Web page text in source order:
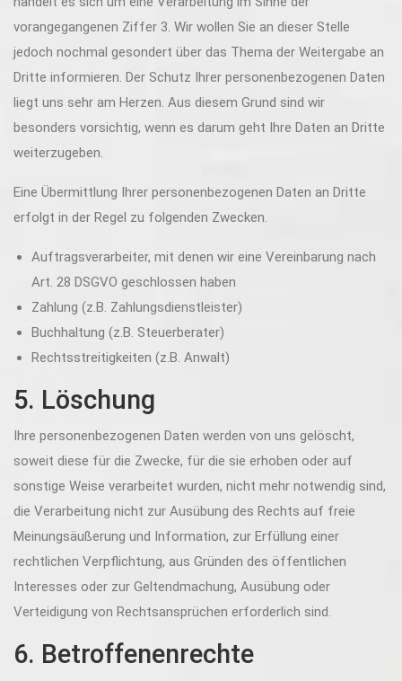
vorangegangenen Ziffer 3. Wir wollen Sie an dieser Stelle
jedoch nochmal gesondert über das Thema der Weitergabe an
Dritte informieren. Der Schutz Ihrer personenbezogenen Daten
liegt uns sehr am Herzen. Aus diesem Grund sind wir
besonders vorsichtig, wenn es darum geht Ihre Daten an Dritte
weiterzugeben.
Eine Übermittlung Ihrer personenbezogenen Daten an Dritte
erfolgt in der Regel zu folgenden Zwecken.
Auftragsverarbeiter, mit denen wir eine Vereinbarung nach
Art. 28 DSGVO geschlossen haben
Zahlung (z.B. Zahlungsdienstleister)
Buchhaltung (z.B. Steuerberater)
Rechtsstreitigkeiten (z.B. Anwalt)
5. Löschung
Ihre personenbezogenen Daten werden von uns gelöscht,
soweit diese für die Zwecke, für die sie erhoben oder auf
sonstige Weise verarbeitet wurden, nicht mehr notwendig sind,
die Verarbeitung nicht zur Ausübung des Rechts auf freie
Meinungsäußerung und Information, zur Erfüllung einer
rechtlichen Verpflichtung, aus Gründen des öffentlichen
Interesses oder zur Geltendmachung, Ausübung oder
Verteidigung von Rechtsansprüchen erforderlich sind.
6. Betroffenenrechte